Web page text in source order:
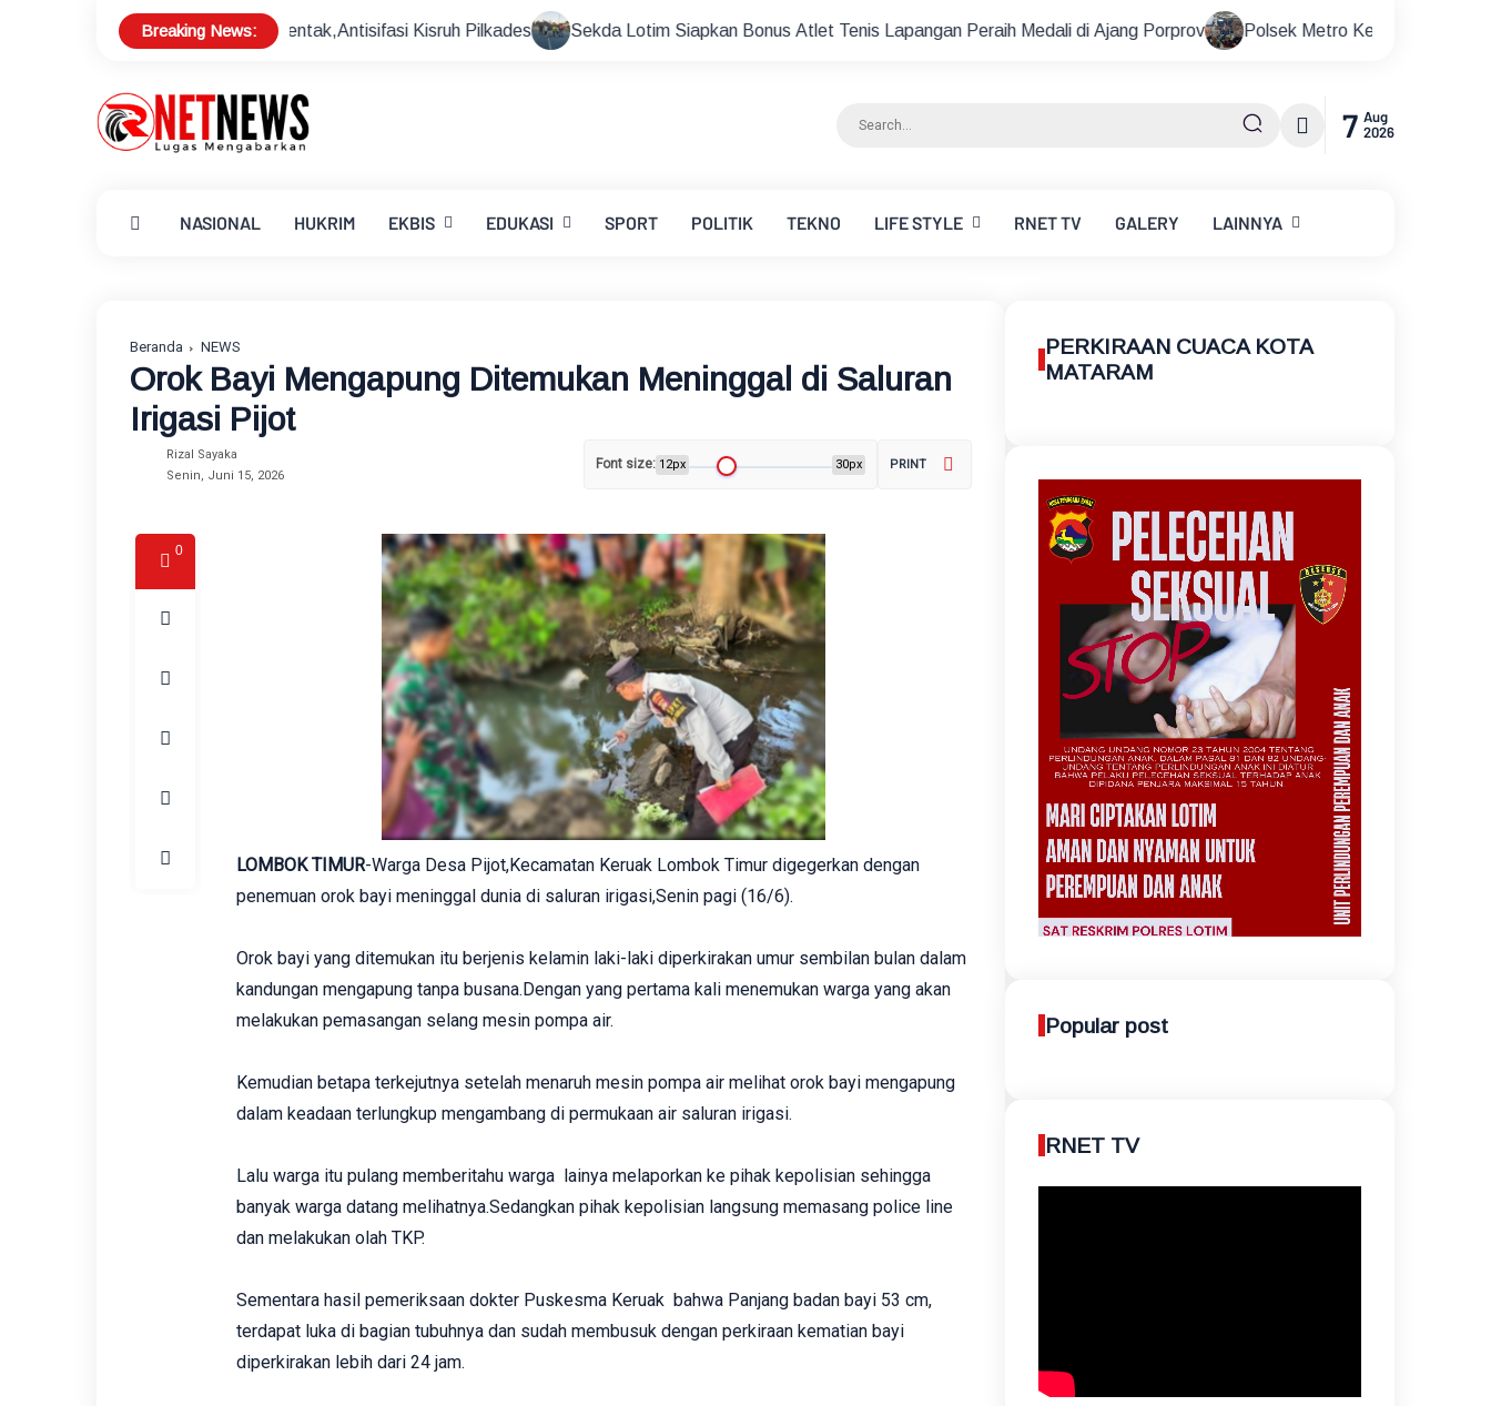
Breaking News:
Pilkades Serentak,Antisifasi Kisruh Pilkades Sekda Lotim Siapkan Bonus Atlet Tenis Lapangan Peraih Medali di Ajang Porprov Polsek Metro Kebayoran Baru Gelar Nobar
7 Aug
2026
NASIONAL HUKRIM EKBIS EDUKASI SPORT POLITIK TEKNO LIFE STYLE RNETTV GALERY LAINNYA
Beranda NEWS
Orok Bayi Mengapung Ditemukan Meninggal di Saluran
Irigasi Pijot
Rizal Sayaka
Senin, Juni 15, 2026
Font size: 12px 30px PRINT
0
LOMBOK TIMUR-Warga Desa Pijot,Kecamatan Keruak Lombok Timur digegerkan dengan
penemuan orok bayi meninggal dunia di saluran irigasi,Senin pagi (16/6).
Orok bayi yang ditemukan itu berjenis kelamin laki-laki diperkirakan umur sembilan bulan dalam
kandungan mengapung tanpa busana.Dengan yang pertama kali menemukan warga yang akan
melakukan pemasangan selang mesin pompa air.
Kemudian betapa terkejutnya setelah menaruh mesin pompa air melihat orok bayi mengapung
dalam keadaan terlungkup mengambang di permukaan air saluran irigasi.
Lalu warga itu pulang memberitahu warga lainya melaporkan ke pihak kepolisian sehingga
banyak warga datang melihatnya.Sedangkan pihak kepolisian langsung memasang police line
dan melakukan olah TKP.
Sementara hasil pemeriksaan dokter Puskesma Keruak bahwa Panjang badan bayi 53 cm,
terdapat luka di bagian tubuhnya dan sudah membusuk dengan perkiraan kematian bayi
diperkirakan lebih dari 24 jam.
PERKIRAAN CUACA KOTA
MATARAM
Popular post
RNET TV